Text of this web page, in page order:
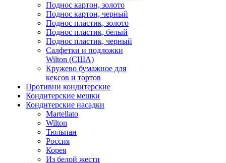
Поднос картон, золото
Поднос картон, черный
Поднос пластик, золото
Поднос пластик, белый
Поднос пластик, черный
Салфетки и подложки
Wilton (США)
Кружево бумажное для
кексов и тортов
Противни кондитерские
Кондитерские мешки
Кондитерские насадки
Martellato
Wilton
Тюльпан
Россия
Корея
Из белой жести